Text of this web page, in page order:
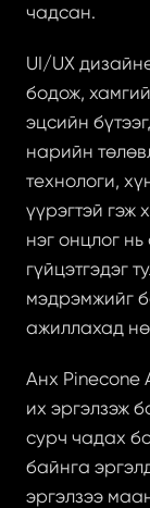
чадсан.
UI/UX
бодож,
эцсийн
нарийн
технологи,
үүрэгтэй гэж
нэг онцлог
гүйцэтгэдэг
мэдрэмжийг
ажиллахад
Анх Pinecone
их эргэлзэж
сурч чадах
байнга
эргэлзээ